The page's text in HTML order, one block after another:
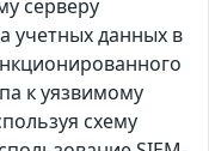
серверу
учетных данных в
к уязвимому
схему